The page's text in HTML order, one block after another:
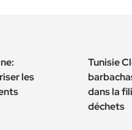
les
Tunisie
dans la
déchets